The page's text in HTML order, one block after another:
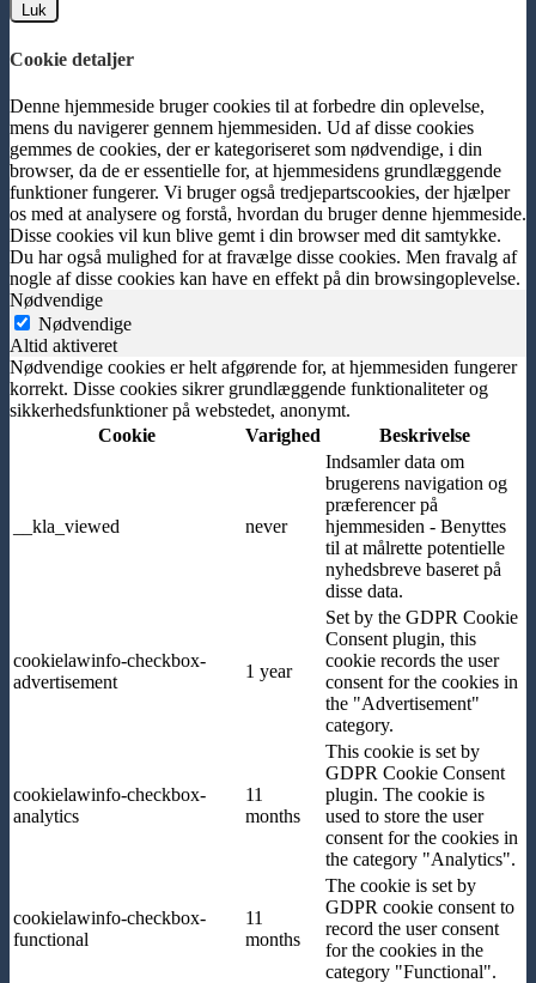
Luk
Cookie detaljer
Denne hjemmeside bruger cookies til at forbedre din oplevelse,
mens du navigerer gennem hjemmesiden. Ud af disse cookies
gemmes de cookies, der er kategoriseret som nødvendige, i din
browser, da de er essentielle for, at hjemmesidens grundlæggende
funktioner fungerer. Vi bruger også tredjepartscookies, der hjælper
os med at analysere og forstå, hvordan du bruger denne hjemmeside.
Disse cookies vil kun blive gemt i din browser med dit samtykke.
Du har også mulighed for at fravælge disse cookies. Men fravalg af
nogle af disse cookies kan have en effekt på din browsingoplevelse.
Nødvendige
Nødvendige
Altid aktiveret
Nødvendige cookies er helt afgørende for, at hjemmesiden fungerer
korrekt. Disse cookies sikrer grundlæggende funktionaliteter og
sikkerhedsfunktioner på webstedet, anonymt.
Cookie
Varighed Beskrivelse
__kla_viewed never
Indsamler data om
brugerens navigation og
præferencer på
hjemmesiden - Benyttes
til at målrette potentielle
nyhedsbreve baseret på
disse data.
cookielawinfo-checkbox-
advertisement
1 year
Set by the GDPR Cookie
Consent plugin, this
cookie records the user
consent for the cookies in
the "Advertisement"
category.
cookielawinfo-checkbox-
analytics
11
months
This cookie is set by
GDPR Cookie Consent
plugin. The cookie is
used to store the user
consent for the cookies in
the category "Analytics".
cookielawinfo-checkbox-
functional
11
months
The cookie is set by
GDPR cookie consent to
record the user consent
for the cookies in the
category "Functional".